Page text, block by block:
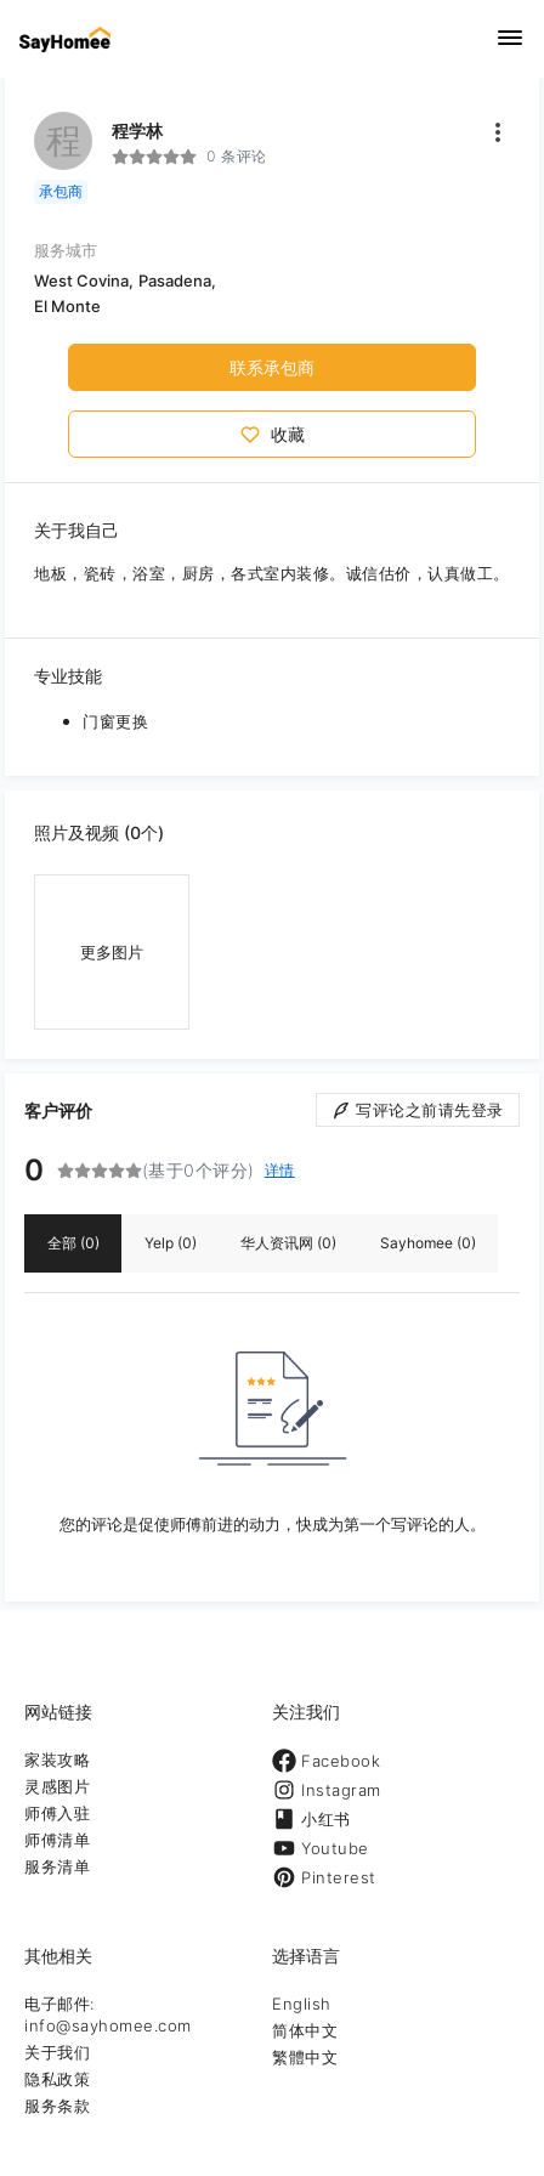
程 程学林
0 条评论
承包商
服务城市
West Covina, Pasadena,
El Monte
联系承包商
收藏
关于我自己
地板，瓷砖，浴室，厨房，各式室内装修。诚信估价，认真做工。
专业技能
门窗更换
照片及视频 (0个)
更多图片
客户评价 写评论之前请先登录
0 (基于0个评分) 详情
全部 (0) Yelp (0) 华人资讯网 (0) Sayhomee (0)
您的评论是促使师傅前进的动力，快成为第一个写评论的人。
网站链接
家装攻略
灵感图片
师傅入驻
师傅清单
服务清单
关注我们
Facebook
Instagram
小红书
Youtube
Pinterest
其他相关
电子邮件:
info@sayhomee.com
关于我们
隐私政策
服务条款
选择语言
English
简体中文
繁體中文